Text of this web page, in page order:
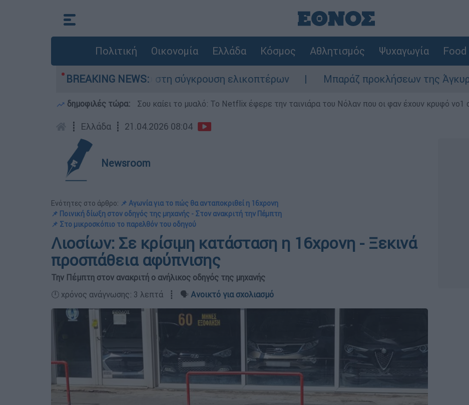
Πολιτική Οικονομία Ελλάδα Κόσμος Αθλητισμός Ψυχαγωγία Food
BREAKING NEWS:
έχασε τη ζωή του στη σύγκρουση ελικοπτέρων Μπαράζ προκλήσεων της Άγκυρας στο
δημοφιλές τώρα: Σου καίει το μυαλό: Το Netflix έφερε την ταινιάρα του Νόλαν που οι φαν έχουν κρυφό νο1
┋ Ελλάδα ┋ 21.04.2026 08:04
Newsroom
Ενότητες στο άρθρο: 📌 Αγωνία για το πώς θα ανταποκριθεί η 16χρονη
📌 Ποινική δίωξη στον οδηγός της μηχανής - Στον ανακριτή την Πέμπτη
📌 Στο μικροσκόπιο το παρελθόν του οδηγού
Λιοσίων: Σε κρίσιμη κατάσταση η 16χρονη - Ξεκινά
προσπάθεια αφύπνισης
Την Πέμπτη στον ανακριτή ο ανήλικος οδηγός της μηχανής
🕛 χρόνος ανάγνωσης: 3 λεπτά ┋ 🗣️ Ανοικτό για σχολιασμό